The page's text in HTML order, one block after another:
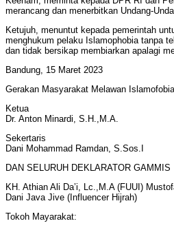
merancang dan menerbitkan Undang-
Ketujuh, menuntut kepada pemerintah
menghukum pelaku Islamophobia tanpa
dan tidak bersikap membiarkan apalagi
Bandung, 15 Maret 2023
Gerakan Masyarakat Melawan
Ketua
Dr. Anton Minardi, S.H.,M.A.
Sekertaris
Dani Mohammad Ramdan, S.Sos.I
DAN SELURUH DEKLARATOR GAMMIS
KH. Athian Ali Da’i, Lc.,M.A (FUUI)
Dani Java Jive (Influencer Hijrah)
Tokoh Mayarakat: